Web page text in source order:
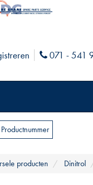
Phone
071 - 541
Productnummer
producten Dinitrol